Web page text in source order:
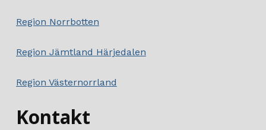
Region Norrbotten
Region Jämtland Härjedalen
Region Västernorrland
Kontakt